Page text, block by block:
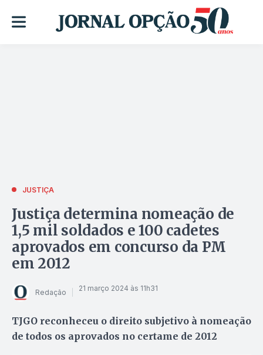
JUSTIÇA
Justiça determina nomeação de
1,5 mil soldados e 100 cadetes
aprovados em concurso da PM
em 2012
Redação 21 março 2024 às 11h31
TJGO reconheceu o direito subjetivo à nomeação
de todos os aprovados no certame de 2012